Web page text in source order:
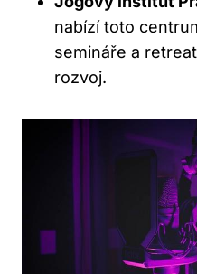
nabízí toto
semináře a
rozvoj.